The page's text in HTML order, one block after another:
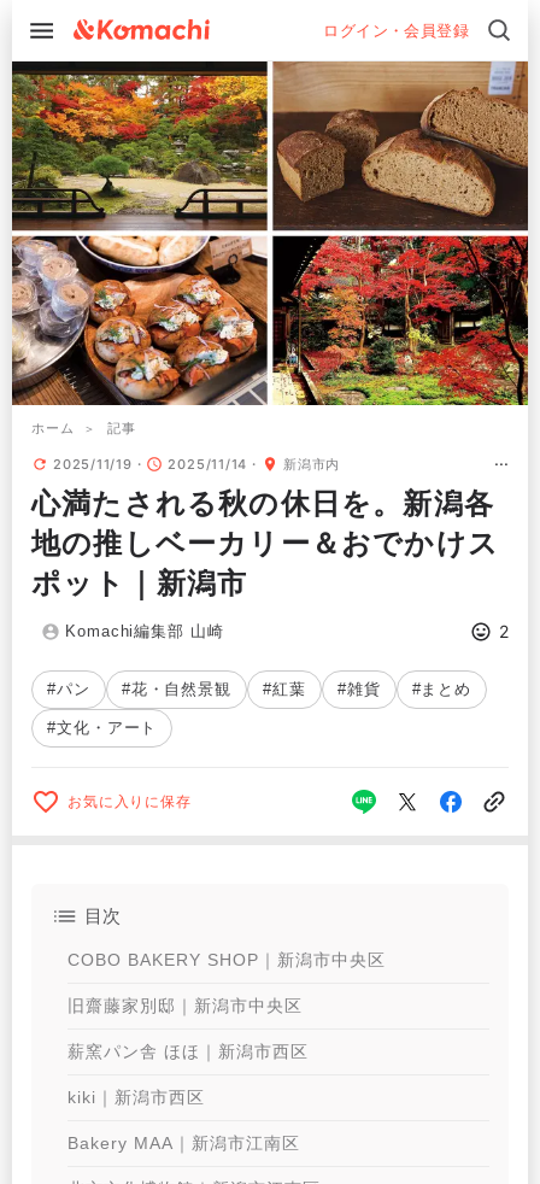
ログイン・会員登録
ホーム 記事
2025/11/19 2025/11/14 新潟市内
心満たされる秋の休日を。新潟各
地の推しベーカリー＆おでかけス
ポット｜新潟市
Komachi編集部 山崎 2
#パン #花・自然景観 #紅葉 #雑貨 #まとめ
#文化・アート
お気に入りに保存
目次
COBO BAKERY SHOP｜新潟市中央区
旧齋藤家別邸｜新潟市中央区
薪窯パン舎 ほほ｜新潟市西区
kiki｜新潟市西区
Bakery MAA｜新潟市江南区